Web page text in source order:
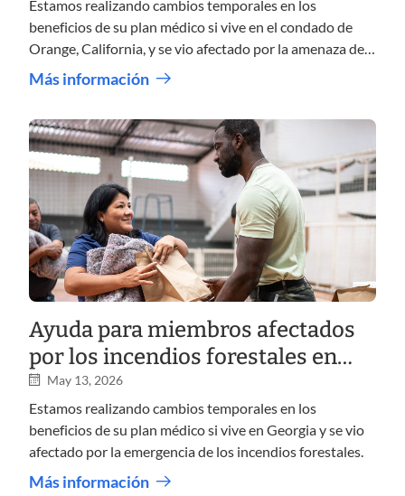
California
Estamos realizando cambios temporales en los
beneficios de su plan médico si vive en el condado de
Orange, California, y se vio afectado por la amenaza de
una explosión de un tanque químico en Garden Grove.
Más información
Ayuda para miembros afectados
por los incendios forestales en
Georgia
May 13, 2026
Estamos realizando cambios temporales en los
beneficios de su plan médico si vive en Georgia y se vio
afectado por la emergencia de los incendios forestales.
Más información